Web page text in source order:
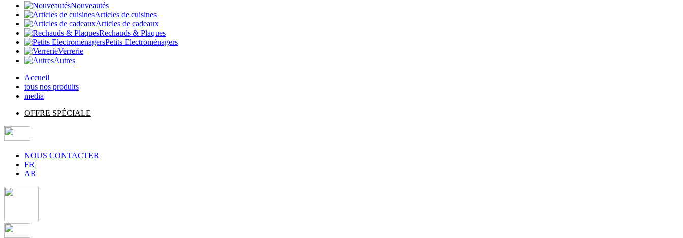
Nouveautés
Articles de cuisines
Articles de cadeaux
Rechauds & Plaques
Petits Electroménagers
Verrerie
Autres
Accueil
tous nos produits
media
OFFRE SPÉCIALE
NOUS CONTACTER
FR
AR